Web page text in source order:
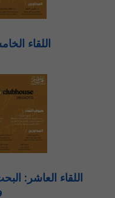
اللقاء
اللقاء العاشر: